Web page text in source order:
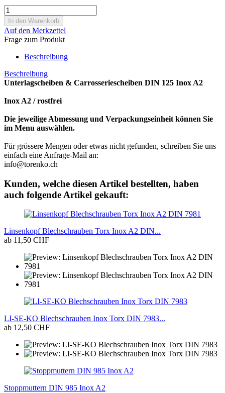
Auf den Merkzettel
Frage zum Produkt
Beschreibung
Beschreibung
Unterlagscheiben & Carrosseriescheiben DIN 125 Inox A2
Inox A2 / rostfrei
Die jeweilige Abmessung und Verpackungseinheit können Sie
im Menu auswählen.
Für grössere Mengen oder etwas nicht gefunden, schreiben Sie uns
einfach eine Anfrage-Mail an:
info@torenko.ch
Kunden, welche diesen Artikel bestellten, haben
auch folgende Artikel gekauft:
Linsenkopf Blechschrauben Torx Inox A2 DIN...
ab 11,50 CHF
LI-SE-KO Blechschrauben Inox Torx DIN 7983...
ab 12,50 CHF
Stoppmuttern DIN 985 Inox A2